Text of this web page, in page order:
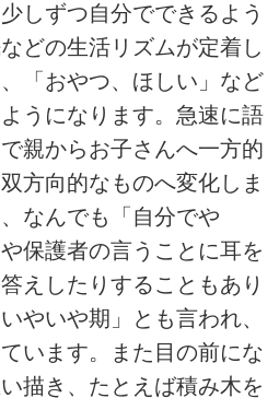
しずつ自分でできるよう
どの生活リズムが定着し
「おやつ、ほしい」など
うになります。急速に語
親からお子さんへ一方的
方向的なものへ変化しま
なんでも「自分でや
保護者の言うことに耳を
えしたりすることもあり
やいや期」とも言われ、
います。また目の前にな
描き、たとえば積み木を